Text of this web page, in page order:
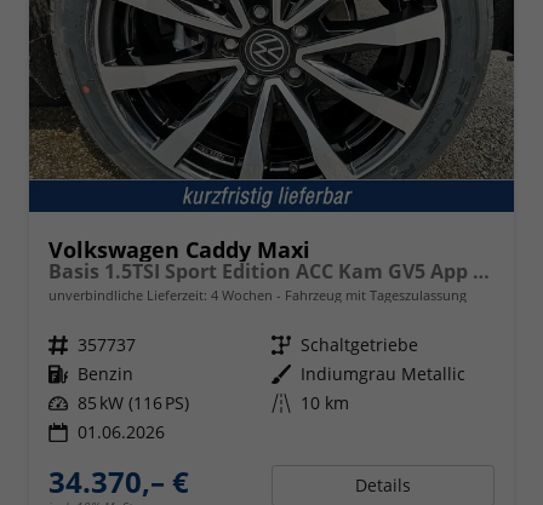
Volkswagen Caddy Maxi
Basis 1.5TSI Sport Edition ACC Kam GV5 App AHK Reling
unverbindliche Lieferzeit: 4 Wochen Fahrzeug mit Tageszulassung
Fahrzeugnr. 357737 Getriebe Schaltgetriebe
Kraftstoff Benzin Außenfarbe Indiumgrau Metallic
Leistung 85 kW (116 PS) Kilometerstand 10 km
01.06.2026
34.370,– € Details